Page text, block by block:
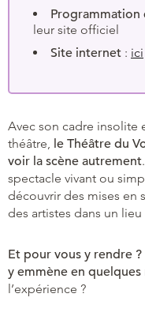
Programmation
leur site officiel
Site internet : ici
Avec son cadre insolite
théâtre, le Théâtre du
voir la scène autrement
spectacle vivant ou
découvrir des mises en
des artistes dans un
Et pour vous y rendre
y emmène en quelques
l’expérience ?